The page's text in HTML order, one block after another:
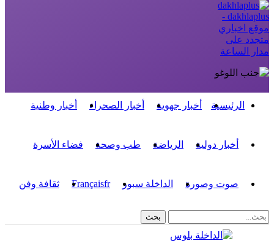
dakhlaplus -
موقع اخباري
متجدد على
مدار الساعة
الرئيسية أخبار جهوية أخبار الصحراء أخبار وطنية
أخبار دولية الرياضة طب وصحة فضاء الأسرة
صوت وصورة الداخلة سبور Françaisfr ثقافة وفن